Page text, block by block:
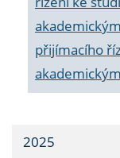
přijímacího
2025